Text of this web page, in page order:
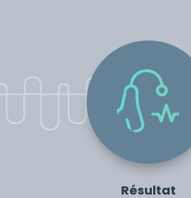
Résultat